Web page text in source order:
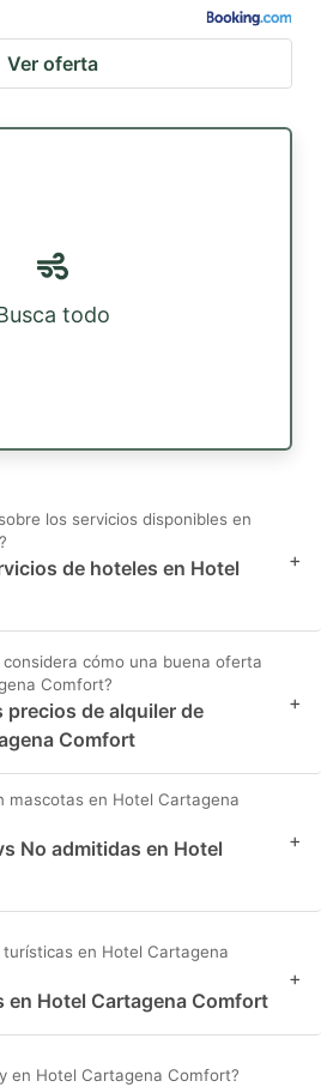
Ver oferta
todo
los servicios disponibles en
de hoteles en Hotel
+
cómo una buena oferta
Comfort?
de alquiler de
Comfort
+
mascotas en Hotel Cartagena
No admitidas en Hotel
+
en Hotel Cartagena
Hotel Cartagena Comfort
+
en Hotel Cartagena Comfort?